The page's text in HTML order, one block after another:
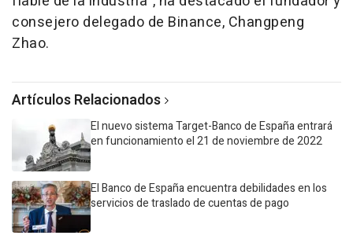
consejero delegado de Binance, Changpeng
Zhao.
Artículos Relacionados
El nuevo sistema Target-Banco de España entrará
en funcionamiento el 21 de noviembre de 2022
El Banco de España encuentra debilidades en los
servicios de traslado de cuentas de pago